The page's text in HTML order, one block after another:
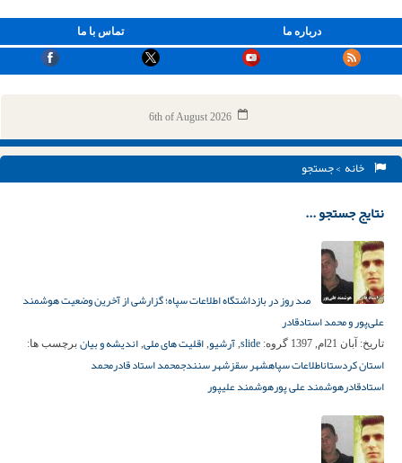
تماس با ما درباره ما
6th of August 2026
خانه > جستجو
نتایج جستجو ...
صد روز در بازداشتگاه اطلاعات سپاه؛ گزارشی از آخرین وضعیت هوشمند
علی‌پور و محمد استادقادر
تاریخ: آبان 21ام, 1397 گروه: slide
, آرشیو, اقلیت های ملی, اندیشه و بیان برچسب ها:
استان کردستاناطلاعات سپاهشهر سقزشهر سنندجمحمد استاد قادرمحمد
استادقادرهوشمند علی پورهوشمند علیپور